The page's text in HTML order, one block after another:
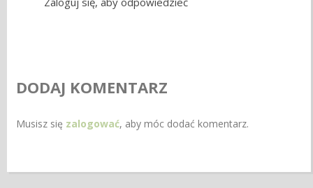
DODAJ KOMENTARZ
Musisz się zalogować, aby móc dodać komentarz.